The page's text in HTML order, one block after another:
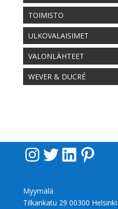
TOIMISTO
ULKOVALAISIMET
VALONLÄHTEET
WEVER & DUCRÉ
InstagramTwitter LinkedIn Pinterest
Myymälä
Tilkankatu 29 00300 Helsinki